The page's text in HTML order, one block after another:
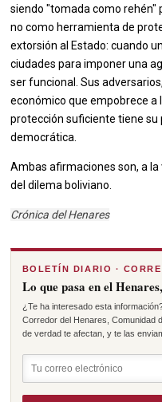
siendo "tomada como rehén"
no como herramienta de
extorsión al Estado: cuando
ciudades para imponer una
ser funcional. Sus
económico que empobrece a
protección suficiente tiene su
democrática.
Ambas afirmaciones son, a la
del dilema boliviano.
Crónica del Henares
BOLETÍN DIARIO ·
Lo que pasa en el
¿Te ha interesado esta
Corredor del Henares, Comunidad
de verdad te afectan, y te las